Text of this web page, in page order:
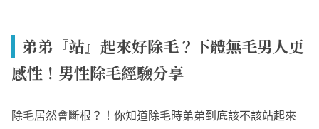
弟弟『站』起來好除毛？下體無毛男人更
感性！男性除毛經驗分享
除毛居然會斷根？！你知道除毛時弟弟到底該不該站起來